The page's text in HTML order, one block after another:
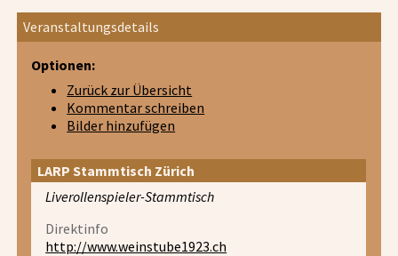
Veranstaltungsdetails
Optionen:
Zurück zur Übersicht
Kommentar schreiben
Bilder hinzufügen
LARP Stammtisch Zürich
Liverollenspieler-Stammtisch
Direktinfo
http://www.weinstube1923.ch